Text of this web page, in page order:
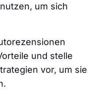
um sich
und stelle
vor, um sie